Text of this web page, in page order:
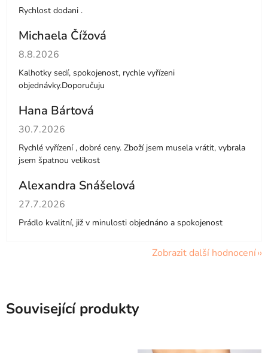
Rychlost dodani .
Michaela Čížová
Hodnocení obchodu je 5 z 5 hvězdiček.
8.8.2026
Kalhotky sedí, spokojenost, rychle vyřízeni
objednávky.Doporučuju
Hana Bártová
Hodnocení obchodu je 4 z 5 hvězdiček.
30.7.2026
Rychlé vyřízení , dobré ceny. Zboží jsem musela vrátit, vybrala
jsem špatnou velikost
Alexandra Snášelová
Hodnocení obchodu je 5 z 5 hvězdiček.
27.7.2026
Prádlo kvalitní, již v minulosti objednáno a spokojenost
Zobrazit další hodnocení
Související produkty